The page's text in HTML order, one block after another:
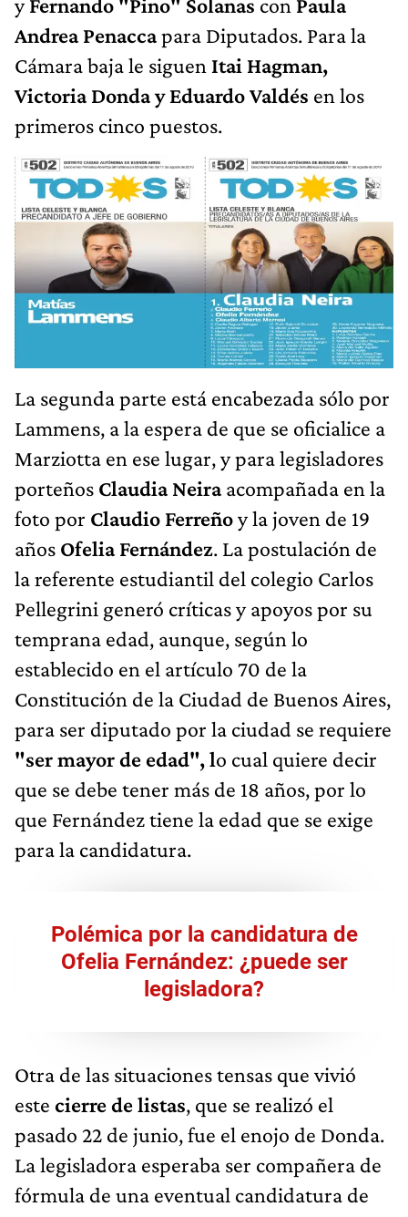
yFernando "Pino" Solanas con Paula
Andrea Penaccapara Diputados. Para la
Cámara baja le siguen Itai Hagman,
Victoria Donda y Eduardo Valdés en los
primeros cinco puestos.
La segunda parte está encabezada sólo por
Lammens, a la espera de que se oficialice a
Marziotta en ese lugar, y para legisladores
porteños Claudia Neiraacompañada en la
foto por Claudio Ferreñoy la joven de 19
años Ofelia Fernández. La postulación de
la referente estudiantil del colegio Carlos
Pellegrini generó críticas y apoyos por su
temprana edad, aunque, según lo
establecido en el artículo 70 de la
Constitución de la Ciudad de Buenos Aires,
para ser diputado por la ciudad se requiere
"ser mayor de edad", lo cual quiere decir
que se debe tener más de 18 años, por lo
que Fernández tiene la edad que se exige
para la candidatura.
Polémica por la candidatura de
Ofelia Fernández: ¿puede ser
legisladora?
Otra de las situaciones tensas que vivió
este cierre de listas, que se realizó el
pasado 22 de junio, fue el enojo de Donda.
La legisladora esperaba ser compañera de
fórmula de una eventual candidatura de